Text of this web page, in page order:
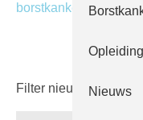
borstkanker.
Filter nieuws opNieuws